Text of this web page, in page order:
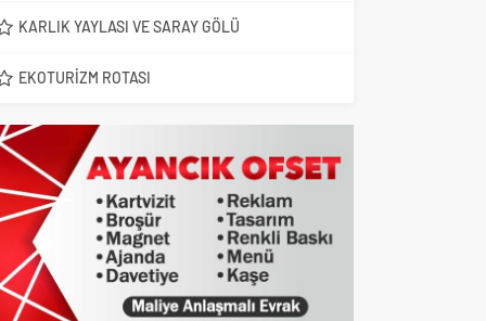
KARLIK YAYLASI VE SARAY GÖLÜ
EKOTURIZM ROTASI